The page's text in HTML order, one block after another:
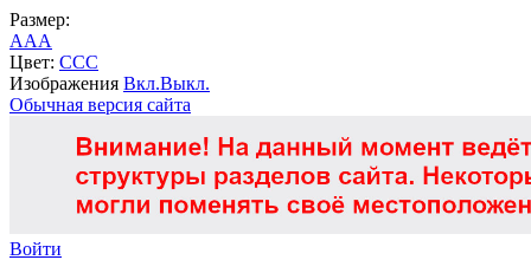
Размер:
AAA
Цвет: CCC
Изображения Вкл.Выкл.
Обычная версия сайта
Войти